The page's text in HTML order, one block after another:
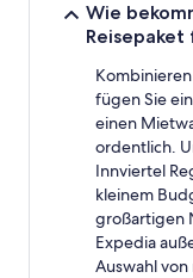
Verfügbarkeiten
zusätzliche
Bedingungen
Wie
Reisepaket
fügen Sie
einen
ordentlich.
Innviertel
kleinem
großartigen
Expedia
Auswahl